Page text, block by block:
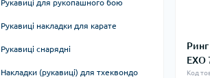
Столи для армрестлінгу
Рукоятки для тяг
Лавки та стійки для гантелей, дисків,
грифів, гирь, інвентарю
Баланс, рівновага
Лямки, манжети, упряж
Пояси для фітнесу та бодібілдингу
Рукавиці для рукопашного бою
Рукавиці накладки для карате
Рукавиці снарядні
Накладки (рукавиці) для тхеквондо
EXO
Код